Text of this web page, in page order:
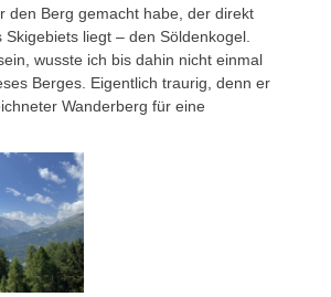
den Berg gemacht habe, der direkt
liegt – den Söldenkogel.
wusste ich bis dahin nicht einmal
Berges. Eigentlich traurig, denn er
Wanderberg für eine